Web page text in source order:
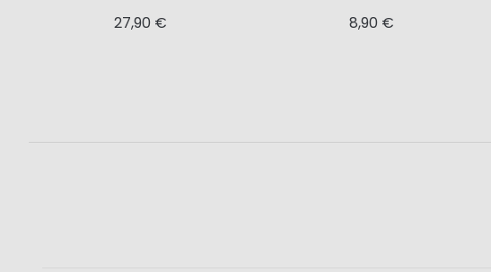
27,90 €
8,90 €